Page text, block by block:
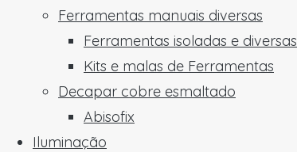
Ferramentas manuais diversas
Ferramentas isoladas e diversas
Kits e malas de Ferramentas
Decapar cobre esmaltado
Abisofix
Iluminação